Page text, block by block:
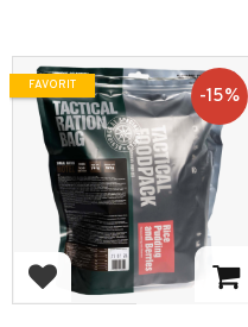
Lägg till i favoriter
15%
FAVORIT